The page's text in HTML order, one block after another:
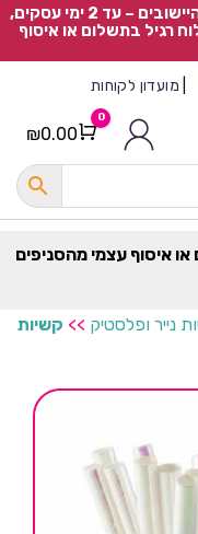
חדש! משלוח אקספרס בהתאם לרשימת היישובים – עד 2 ימי עסקים,
רגיל בתשלום או איסוף
מועדון לקוחות
Cart
0
₪0.00
משלוח חינם או איסוף עצמי מהסניפים
נייר ופלסטיק >> קשיות